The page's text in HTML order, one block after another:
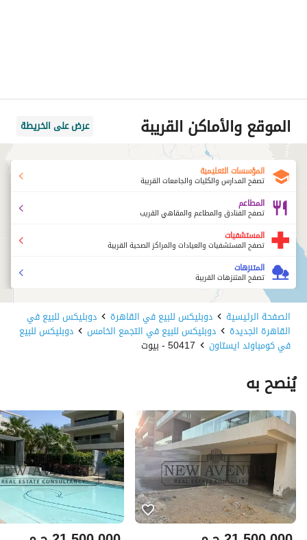
الموقع والأماكن القريبة عرض على الخريطة
المؤسسات التعليمية
تصفح المدارس والكليات والجامعات القريبة
المطاعم
تصفح الفنادق والمطاعم والمقاهي القريب
المستشفيات
تصفح المستشفيات والعيادات والمراكز الصحية القريبة
المتنزهات
تصفح المتنزهات القريبة
الصفحة الرئيسية دوبليكس للبيع في القاهرة دوبليكس للبيع في
القاهرة الجديدة دوبليكس للبيع في التجمع الخامس دوبليكس للبيع
في كومباوند ايستاون 50417 - بيوت
يُنصح به